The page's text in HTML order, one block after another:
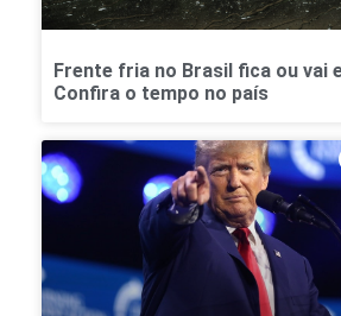
Frente fria no Brasil fica ou vai
Confira o tempo no país